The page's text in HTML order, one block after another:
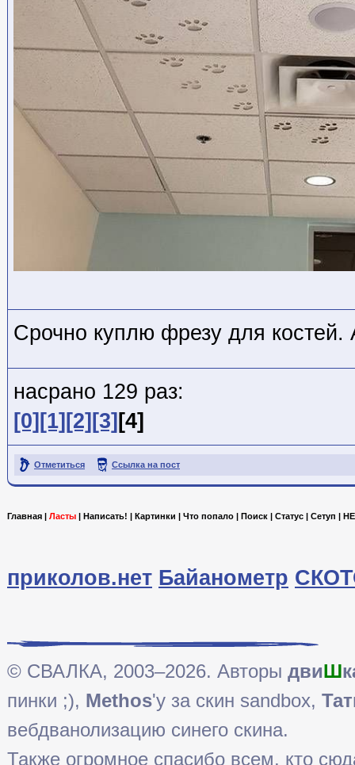
Срочно куплю фрезу для костей.
насрано 129 раз:
[0] [1] [2] [3] [4]
Отметиться Ссылка на пост
Главная Ласты Написать! Картинки Что попало Поиск Статус Сетуп
приколов.нет Байанометр
© СВАЛКА, 2003–2026. Авторы двиШ
пинки ;), Methos'у за скин sandbox,
вебдванолизацию синего скина.
Также огромное спасибо всем, кто